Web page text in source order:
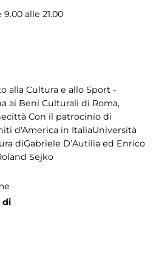
alle 21.00
alla Cultura e allo Sport -
ai Beni Culturali di Roma,
Con il patrocinio di
d'America in ItaliaUniversità
diGabriele D’Autilia ed Enrico
Sejko
di